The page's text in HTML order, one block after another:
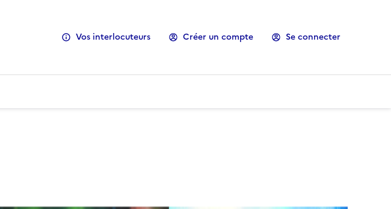
Vos interlocuteurs Créer un compte Se connecter